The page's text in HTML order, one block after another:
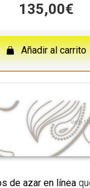
135,00€
Añadir al carrito
web
de azar en línea